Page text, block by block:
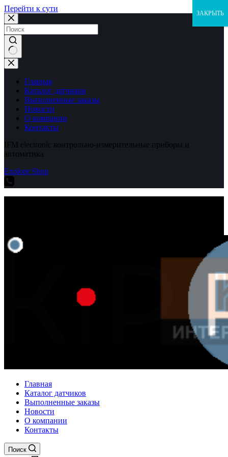
Перейти к сути
Ничего
не
найденоГлавная
Каталог датчиков
Выполненные заказы
Новости
О компании
Контакты
IFM electronic контрольно-измерительные приборы и
автоматика
Explore Shop
Главная
Каталог датчиков
Выполненные заказы
Новости
О компании
Контакты
Поиск
ЗАКРЫТЬ